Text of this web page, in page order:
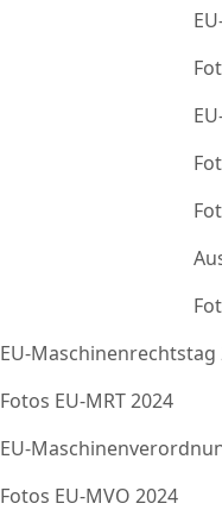
EU-Maschinenrechtstag
Fotos EU-MRT 2024
EU-
Fotos EU-MVO 2024